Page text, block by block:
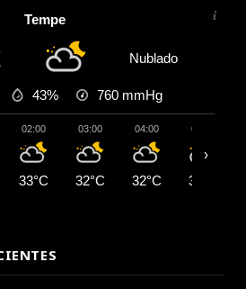
Tempe
Nublado
43% 760 mmHg
02:00
33°C
03:00
32°C
04:00
32°C
05:00
31°C
›